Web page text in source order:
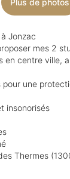
Plus de photos
Jonzac
mes 2
en centre ville,
une
insonorisés
Thermes